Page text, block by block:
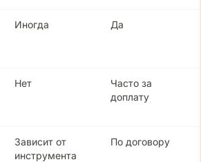
Иногда Да
Нет
Часто за
доплату
Зависит от
инструмента
По договору